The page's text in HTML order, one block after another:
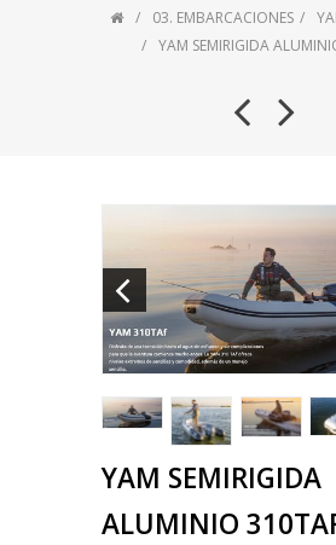
03. EMBARCACIONES
YAM SEMIRIGIDA
YAM SEMIRIGIDA
ALUMINIO